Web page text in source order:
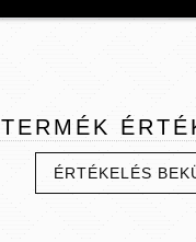
TERMÉK
ÉRTÉKELÉS